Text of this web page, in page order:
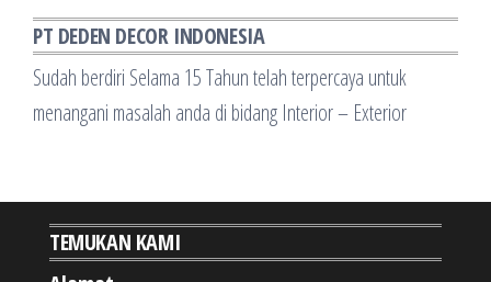
PT DEDEN DECOR INDONESIA
Sudah berdiri Selama 15 Tahun telah terpercaya untuk
menangani masalah anda di bidang Interior – Exterior
TEMUKAN KAMI